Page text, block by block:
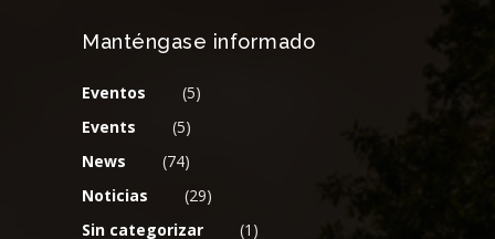
Manténgase informado
Eventos
(5)
Events
(5)
News
(74)
Noticias
(29)
Sin categorizar
(1)